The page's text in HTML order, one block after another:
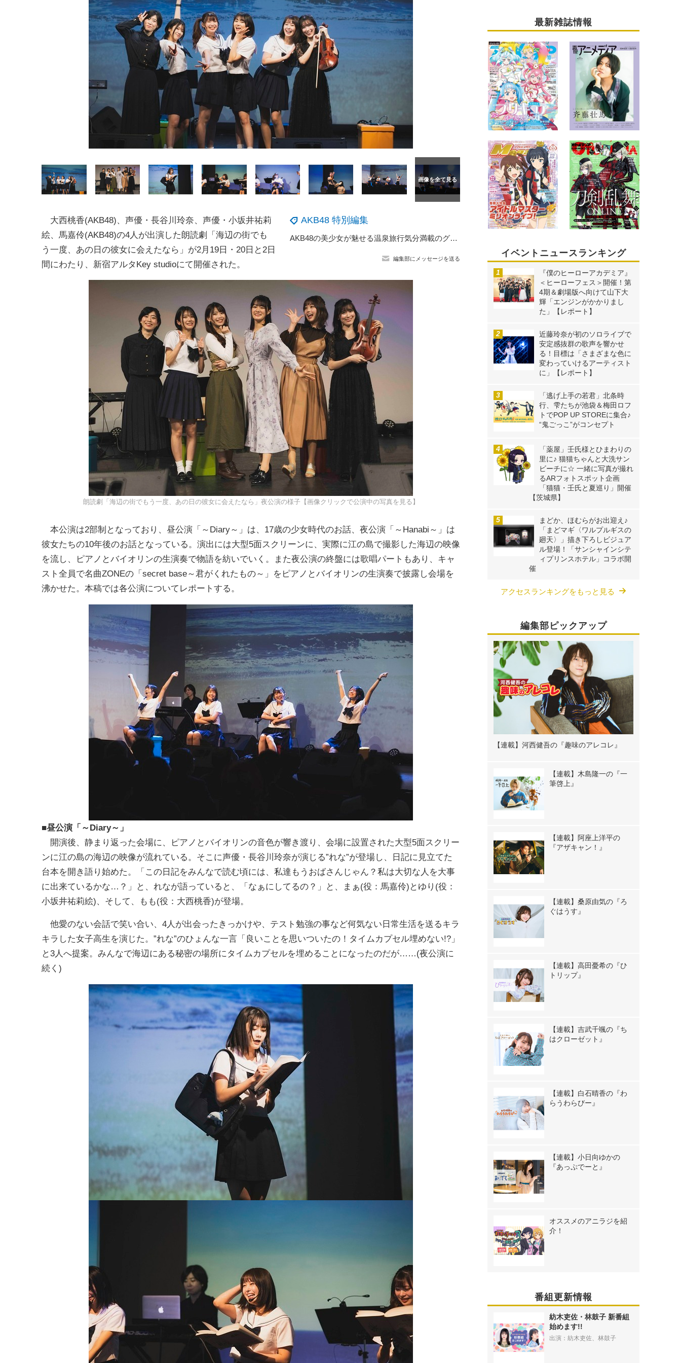
AKB48 特別編集
AKB48の美少女が魅せる温泉旅行気分満載のグラビア！小栗有以が『週刊少年チャンピオン』の表紙を飾る
編集部にメッセージを送る
大西桃香(AKB48)、声優・長谷川玲奈、声優・小坂井祐莉
絵、馬嘉伶(AKB48)の4人が出演した朗読劇「海辺の街でも
う一度、あの日の彼女に会えたなら」が2月19日・20日と2日
間にわたり、新宿アルタKey studioにて開催された。
朗読劇「海辺の街でもう一度、あの日の彼女に会えたなら」夜公演の様子【画像クリックで公演中の写真を見る】
本公演は2部制となっており、昼公演「～Diary～」は、17歳の少女時代のお話、夜公演「～Hanabi～」は
彼女たちの10年後のお話となっている。演出には大型5面スクリーンに、実際に江の島で撮影した海辺の映像
を流し、ピアノとバイオリンの生演奏で物語を紡いでいく。また夜公演の終盤には歌唱パートもあり、キャ
スト全員で名曲ZONEの「secret base～君がくれたもの～」をピアノとバイオリンの生演奏で披露し会場を
沸かせた。本稿では各公演についてレポートする。
■昼公演「～Diary～」
開演後、静まり返った会場に、ピアノとバイオリンの音色が響き渡り、会場に設置された大型5面スクリー
ンに江の島の海辺の映像が流れている。そこに声優・長谷川玲奈が演じる”れな”が登場し、日記に見立てた
台本を開き語り始めた。「この日記をみんなで読む頃には、私達もうおばさんじゃん？私は大切な人を大事
に出来ているかな…？」と、れなが語っていると、「なぁにしてるの？」と、まぁ(役：馬嘉伶)とゆり(役：
小坂井祐莉絵)、そして、もも(役：大西桃香)が登場。
他愛のない会話で笑い合い、4人が出会ったきっかけや、テスト勉強の事など何気ない日常生活を送るキラ
キラした女子高生を演じた。”れな”のひょんな一言「良いことを思いついたの！タイムカプセル埋めない!?」
と3人へ提案。みんなで海辺にある秘密の場所にタイムカプセルを埋めることになったのだが……(夜公演に
続く)
最新雑誌情報
イベントニュースランキング
『僕のヒーローアカデミア』
＜ヒーローフェス＞開催！第
4期＆劇場版へ向けて山下大
輝「エンジンがかかりまし
た」【レポート】
近藤玲奈が初のソロライブで
安定感抜群の歌声を響かせ
る！目標は「さまざまな色に
変わっていけるアーティスト
に」【レポート】
「逃げ上手の若君」北条時
行、雫たちが池袋＆梅田ロフ
トでPOP UP STOREに集合♪
“鬼ごっこ”がコンセプト
「薬屋」壬氏様とひまわりの
里に♪ 猫猫ちゃんと大洗サン
ビーチに☆ 一緒に写真が撮れ
るARフォトスポット企画
「猫猫・壬氏と夏巡り」開催
【茨城県】
まどか、ほむらがお出迎え♪
「まどマギ〈ワルプルギスの
廻天〉」描き下ろしビジュア
ル登場！「サンシャインシテ
ィプリンスホテル」コラボ開
催
アクセスランキングをもっと見る
編集部ピックアップ
【連載】河西健吾の『趣味のアレコレ』
【連載】木島隆一の『一
筆啓上』
【連載】阿座上洋平の
『アザキャン！』
【連載】桑原由気の『ろ
ぐはうす』
【連載】高田憂希の『ひ
トリップ』
【連載】吉武千颯の『ち
はクローゼット』
【連載】白石晴香の『わ
らうわらびー』
【連載】小日向ゆかの
『あっぷでーと』
オススメのアニラジを紹
介！
番組更新情報
紡木吏佐・林鼓子 新番組
始めます!!
出演：紡木吏佐、林鼓子